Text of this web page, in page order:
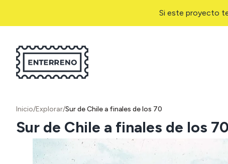
Si este proyecto
Inicio/Explorar/Sur de Chile a finales de los 70
Sur de Chile a finales de los 70